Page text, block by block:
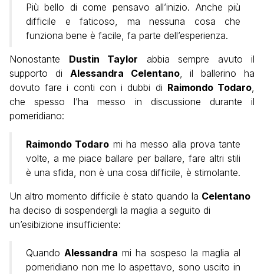
Più bello di come pensavo all’inizio. Anche più
difficile e faticoso, ma nessuna cosa che
funziona bene è facile, fa parte dell’esperienza.
Nonostante Dustin Taylor abbia sempre avuto il
supporto di Alessandra Celentano, il ballerino ha
dovuto fare i conti con i dubbi di Raimondo Todaro,
che spesso l’ha messo in discussione durante il
pomeridiano:
Raimondo Todaro mi ha messo alla prova tante
volte, a me piace ballare per ballare, fare altri stili
è una sfida, non è una cosa difficile, è stimolante.
Un altro momento difficile è stato quando la Celentano
ha deciso di sospendergli la maglia a seguito di
un’esibizione insufficiente:
Quando Alessandra mi ha sospeso la maglia al
pomeridiano non me lo aspettavo, sono uscito in